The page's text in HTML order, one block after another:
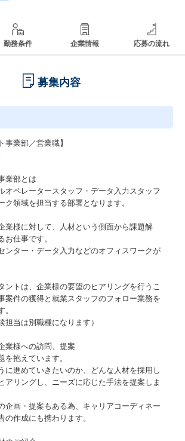
勤務条件 企業情報 応募の流れ
募集内容
事業部／営業職】
業部とは
オペレータースタッフ・データ入力スタッフ
ク領域を担当する部署となります。
業様に対して、人材という側面から課題解
お仕事です。
ンター・データ入力などのオフィスワークが
ントは、企業様の要望のヒアリングを行うこ
案件の獲得と就業スタッフのフォロー業務を
担当は別職種になります）
業様への訪問、提案
を抱えています。
に進めていきたいのか、どんな人材を採用し
アリングし、ニーズに応じた手法を提案しま
企画・提案もある為、キャリアコーディネー
の作成にも携わります。